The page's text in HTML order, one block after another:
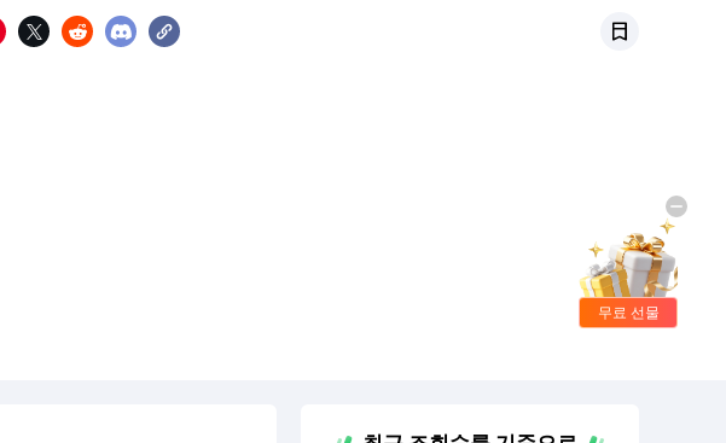
   
무료 선물